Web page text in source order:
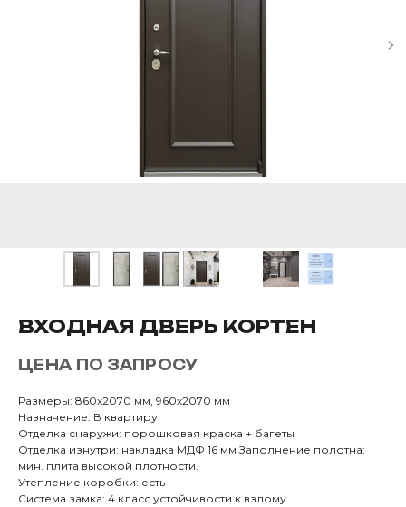
ВХОДНАЯ ДВЕРЬ КОРТЕН
ЦЕНА ПО ЗАПРОСУ
Размеры: 860х2070 мм, 960х2070 мм
Назначение: В квартиру
Отделка снаружи: порошковая краска + багеты
Отделка изнутри: накладка МДФ 16 мм Заполнение полотна:
мин. плита высокой плотности.
Утепление коробки: есть
Система замка: 4 класс устойчивости к взлому